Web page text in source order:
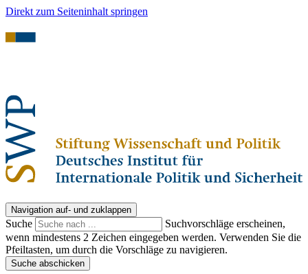
Direkt zum Seiteninhalt springen
Navigation auf- und zuklappen
Suche
Suchvorschläge erscheinen,
wenn mindestens 2 Zeichen eingegeben werden. Verwenden Sie die
Pfeiltasten, um durch die Vorschläge zu navigieren.
Suche abschicken